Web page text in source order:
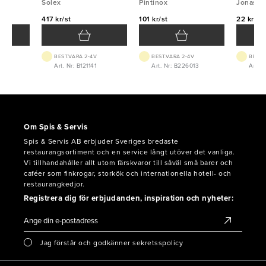
Solex
417 kr/st
BEST.VARA 2-4V
Art. Nr: B121141
Pintinox
101 kr/st
BEST.VARA 2-4V
Art. Nr: B226013
Jonas
22 kr/st
Art.
Om Spis & Servis
Spis & Servis AB erbjuder Sveriges bredaste
restaurangsortiment och en service långt utöver det vanliga.
Vi tillhandahåller allt utom färskvaror till såväl små barer och
caféer som finkrogar, storkök och internationella hotell- och
restaurangkedjor.
Registrera dig för erbjudanden, inspiration och nyheter:
Jag förstår och godkänner sekretsspolicy